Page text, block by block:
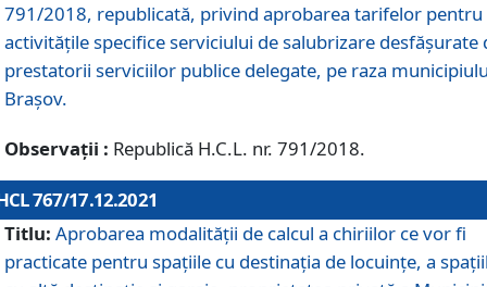
791/2018, republicată, privind aprobarea tarifelor pentru
activităţile specifice serviciului de salubrizare desfăşurate
prestatorii serviciilor publice delegate, pe raza
Braşov.
Observații : Republică H.C.L. nr. 791/2018.
767/17.12.2021
Titlu: Aprobarea modalității de calcul a chiriilor ce vor fi
practicate pentru spaţiile cu destinaţia de locuinţe, a